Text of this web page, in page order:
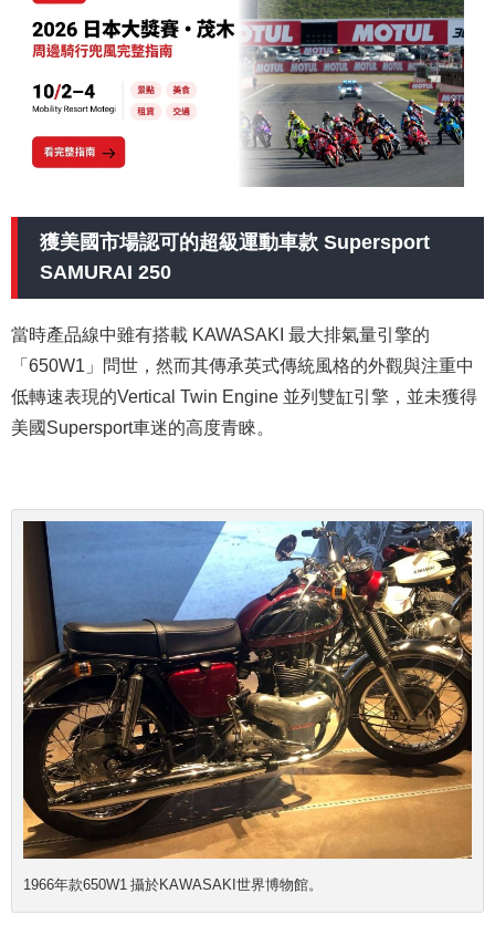
獲美國市場認可的超級運動車款 Supersport
SAMURAI 250
當時產品線中雖有搭載 KAWASAKI 最大排氣量引擎的
「650W1」問世，然而其傳承英式傳統風格的外觀與注重中
低轉速表現的Vertical Twin Engine 並列雙缸引擎，並未獲得
美國Supersport車迷的高度青睞。
1966年款650W1 攝於KAWASAKI世界博物館。